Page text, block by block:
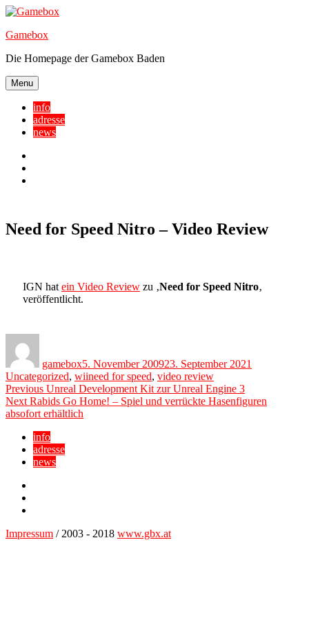
Skip
content
Gamebox
Die Homepage der Gamebox Baden
Menu
info
adresse
news
Need for Speed Nitro – Video Review
IGN hat ein Video Review zu ‚Need for Speed Nitro‚
veröffentlicht.
gamebox5. November 200923. September 2021
Uncategorized, wiiTags
need for speed, video review
Beitragsnavigation
Previous Previous
post:
Unreal Development Kit zur Unreal Engine 3
Next Next
post:
Rabids Go Home! – Spiel und verrückte Hasenfiguren
absofort erhältlich
info
adresse
news
Impressum / 2003 - 2018 www.gbx.at